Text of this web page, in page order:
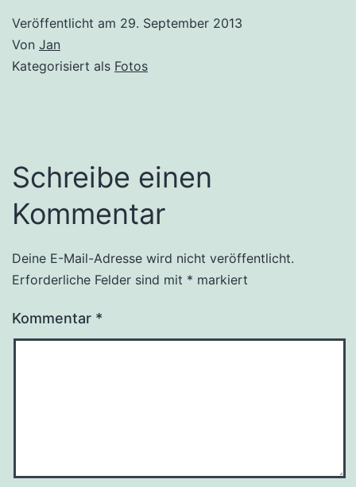
Veröffentlicht am 29. September 2013
Von Jan
Kategorisiert als Fotos
Schreibe einen
Kommentar
Deine E-Mail-Adresse wird nicht veröffentlicht.
Erforderliche Felder sind mit * markiert
Kommentar *